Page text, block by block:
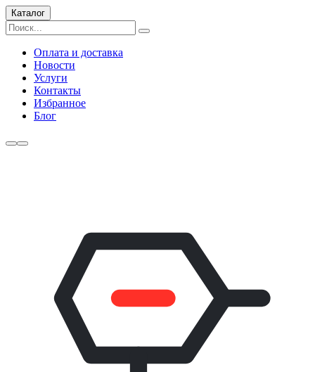
Каталог
Оплата и доставка
Новости
Услуги
Контакты
Избранное
Блог